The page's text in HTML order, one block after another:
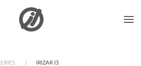
principal
IRIZAR I3